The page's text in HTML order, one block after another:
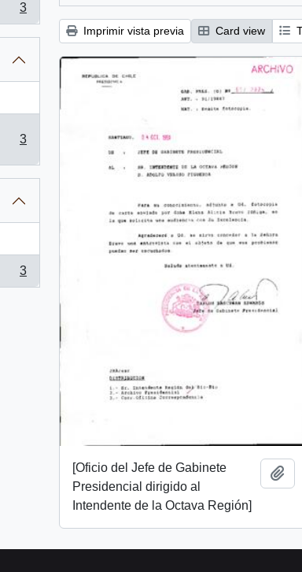
3
3
3
Imprimir vista previa Card view
[Oficio del Jefe de Gabinete
Presidencial dirigido al
Intendente de la Octava Región]